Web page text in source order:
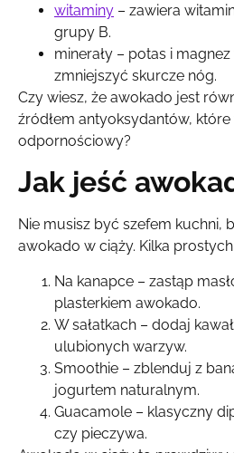
witaminy – zawiera
grupy B.
minerały – potas i
zmniejszyć skurcze nóg.
Czy wiesz, że awokado jest
źródłem antyoksydantów, które
odpornościowy?
Jak jeść
Nie musisz być szefem kuchni,
awokado w ciąży. Kilka
Na kanapce – zastąp
plasterkiem awokado.
W sałatkach – dodaj
ulubionych warzyw.
Smoothie – zblenduj z
jogurtem naturalnym.
Guacamole – klasyczny
czy pieczywa.